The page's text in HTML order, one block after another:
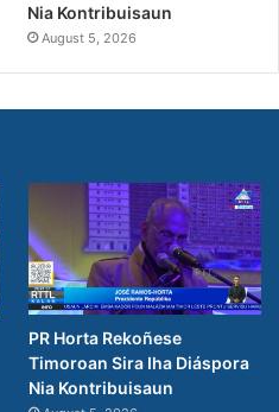
Nia Kontribuisaun
August 5, 2026
PR Horta Rekoñese
Timoroan Sira Iha Diáspora
Nia Kontribuisaun